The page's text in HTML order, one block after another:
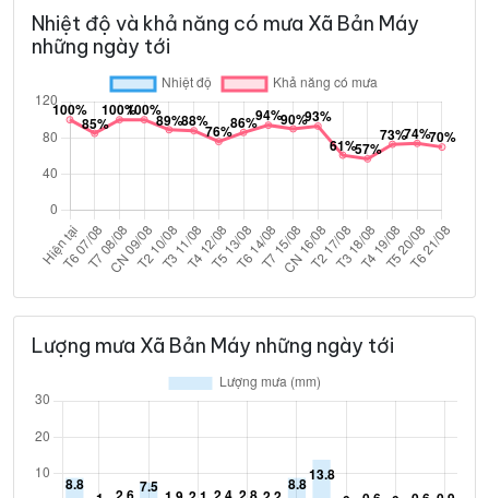
Nhiệt độ và khả năng có mưa Xã Bản Máy
những ngày tới
Lượng mưa Xã Bản Máy những ngày tới